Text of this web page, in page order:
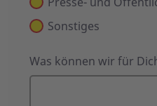
Sonstiges
Was können wir für